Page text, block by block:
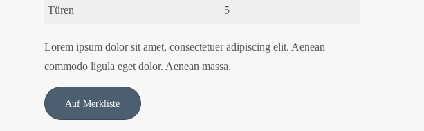
Türen 5
Lorem ipsum dolor sit amet, consectetuer adipiscing elit. Aenean
commodo ligula eget dolor. Aenean massa.